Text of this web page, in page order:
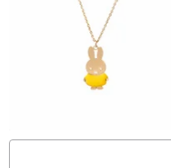
物料 ：淡水珍珠，925 純銀
尺寸 ：1mm手鍊，5mm珍珠